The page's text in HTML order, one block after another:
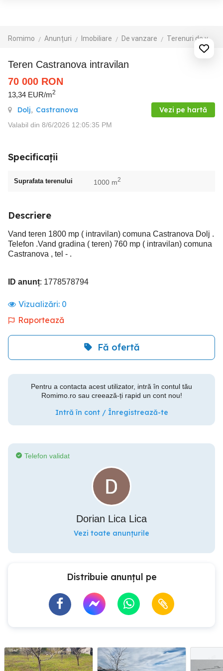
Romimo Anunțuri Imobiliare De vanzare Terenuri de vanzare
Teren Castranova intravilan
70 000 RON
13,34 EUR/m2
Dolj, Castranova Vezi pe hartă
Valabil din 8/6/2026 12:05:35 PM
Specificații
Suprafata terenului 1000 m2
Descriere
Vand teren 1800 mp ( intravilan) comuna Castranova Dolj .
Telefon .Vand gradina ( teren) 760 mp ( intravilan) comuna
Castranova , tel - .
ID anunț: 1778578794
Vizualizări: 0
Raportează
Fă ofertă
Pentru a contacta acest utilizator, intră în contul tău
Romimo.ro sau creează-ți rapid un cont nou!
Intră în cont / Înregistrează-te
Telefon validat
Dorian Lica Lica
Vezi toate anunțurile
Distribuie anunțul pe